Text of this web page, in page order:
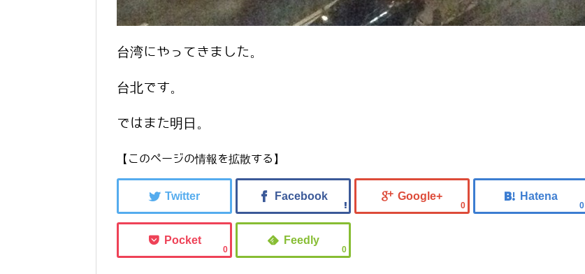
台湾にやってきました。
台北です。
ではまた明日。
【このページの情報を拡散する】
0 0
0 0